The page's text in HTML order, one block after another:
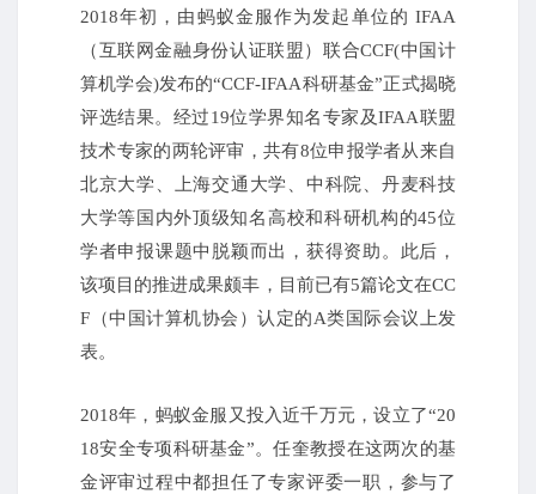
2018年初，由蚂蚁金服作为发起单位的 IFAA
（互联网金融身份认证联盟）联合CCF(中国计
算机学会)发布的“CCF-IFAA科研基金”正式揭晓
评选结果。经过19位学界知名专家及IFAA联盟
技术专家的两轮评审，共有8位申报学者从来自
北京大学、上海交通大学、中科院、丹麦科技
大学等国内外顶级知名高校和科研机构的45位
学者申报课题中脱颖而出，获得资助。此后，
该项目的推进成果颇丰，目前已有5篇论文在CC
F（中国计算机协会）认定的A类国际会议上发
表。
2018年，蚂蚁金服又投入近千万元，设立了“20
18安全专项科研基金”。任奎教授在这两次的基
金评审过程中都担任了专家评委一职，参与了